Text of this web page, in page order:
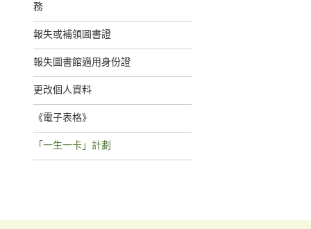
務
報失或補領圖書證
報失圖書館適用身份證
更改個人資料
《電子表格》
「一生一卡」計劃